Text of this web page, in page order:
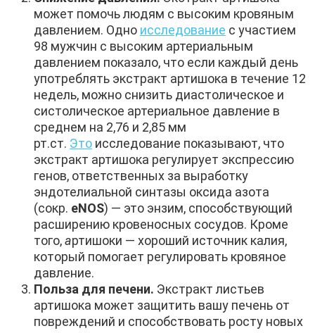
может помочь людям с высоким кровяным
давлением. Одно исследование с участием
98 мужчин с высоким артериальным
давлением показало, что если каждый день
употреблять экстракт артишока в течение 12
недель, можно снизить диастолическое и
систолическое артериальное давление в
среднем на 2,76 и 2,85 мм
рт.ст. Это исследование показывают, что
экстракт артишока регулирует экспрессию
генов, ответственных за выработку
эндотелиальной синтазы оксида азота
(сокр. eNOS) — это энзим, способствующий
расширению кровеносных сосудов. Кроме
того,артишоки — хороший источник калия,
который помогает регулировать кровяное
давление.
Польза для печени. Экстракт листьев
артишока может защитить вашу печень от
повреждений и способствовать росту новых